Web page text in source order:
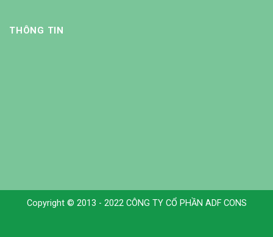
THÔNG TIN
Copyright © 2013 - 2022 CÔNG TY CỔ PHẦN ADF CONS